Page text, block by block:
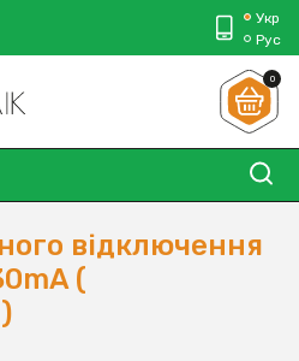
Укр
Рус
0
відключення
(